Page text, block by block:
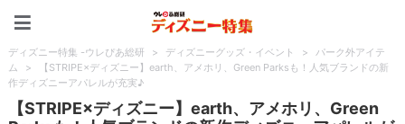
ディズニー特集 -ウレぴあ総研 > ディズニーグッズ・イベント >
パーク外アイテ
ム
>
【STRIPE×ディズニー】earth、アメホリ、Green Parksも！人気ブランドの新
作ディズニーアパレルが充実♪
【STRIPE×ディズニー】earth、アメホリ、Green